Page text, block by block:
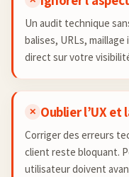
Un audit technique
balises, URLs,
direct sur votre
✕ Oublier l’UX et
Corriger des erreurs
client reste bloquant.
utilisateur doivent